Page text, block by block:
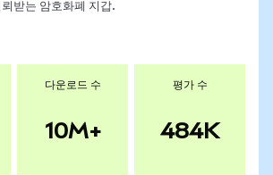
받는 암호화폐 지갑.
다운로드 수
10M+
평가 수
484K